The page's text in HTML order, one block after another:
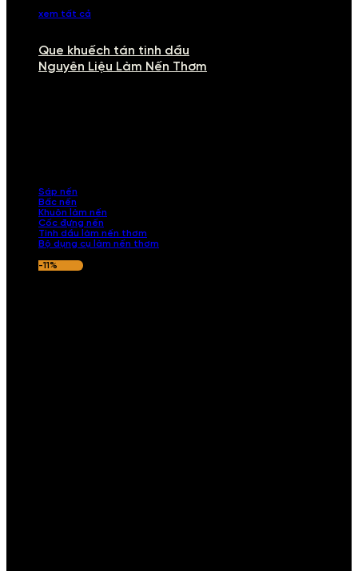
xem tất cả
Que khuếch tán tinh dầu
Nguyên Liệu Làm Nến Thơm
Sáp nến
Bấc nến
Khuôn làm nến
Cốc đựng nến
Tinh dầu làm nến thơm
Bộ dụng cụ làm nến thơm
-11%